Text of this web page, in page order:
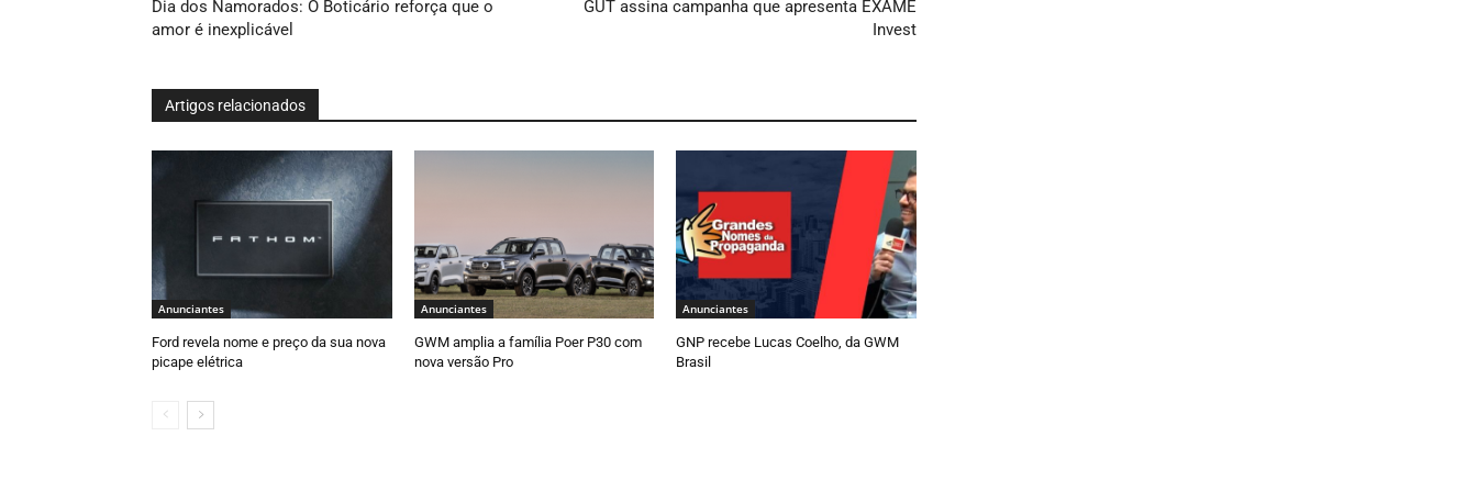
Dia dos Namorados: O Boticário reforça que o
amor é inexplicável
GUT assina campanha que apresenta EXAME
Invest
Artigos relacionados
Anunciantes
Ford revela nome e preço da sua nova
picape elétrica
Anunciantes
GWM amplia a família Poer P30 com
nova versão Pro
Anunciantes
GNP recebe Lucas Coelho, da GWM
Brasil